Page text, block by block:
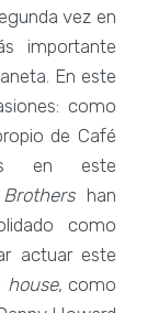
vez en
importante
En este
como
de Café
en este
Brothers han
como
actuar este
house, como